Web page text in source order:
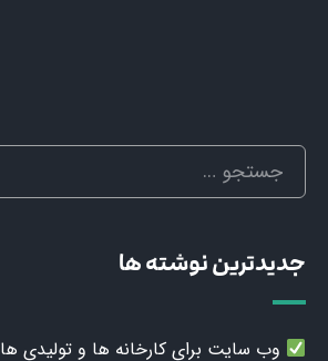
جدیدترین نوشته ها
وب سایت برای کارخانه ها و تولیدی ها